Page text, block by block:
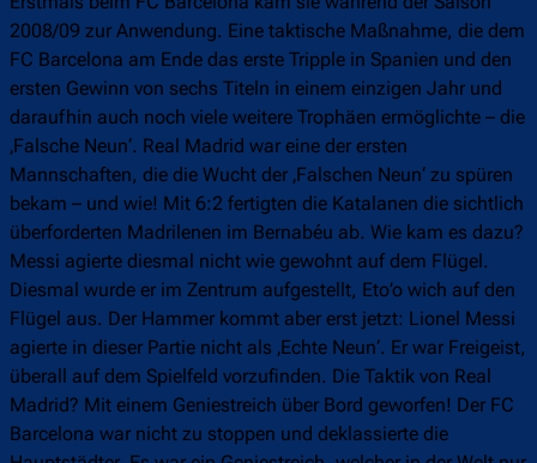
2008/09 zur Anwendung. Eine taktische Maßnahme, die dem
FC Barcelona am Ende das erste Tripple in Spanien und den
ersten Gewinn von sechs Titeln in einem einzigen Jahr und
daraufhin auch noch viele weitere Trophäen ermöglichte – die
‚Falsche Neun‘. Real Madrid war eine der ersten
Mannschaften, die die Wucht der ‚Falschen Neun‘ zu spüren
bekam – und wie! Mit 6:2 fertigten die Katalanen die sichtlich
überforderten Madrilenen im Bernabéu ab. Wie kam es dazu?
Messi agierte diesmal nicht wie gewohnt auf dem Flügel.
Diesmal wurde er im Zentrum aufgestellt, Eto’o wich auf den
Flügel aus. Der Hammer kommt aber erst jetzt: Lionel Messi
agierte in dieser Partie nicht als ‚Echte Neun‘. Er war Freigeist,
überall auf dem Spielfeld vorzufinden. Die Taktik von Real
Madrid? Mit einem Geniestreich über Bord geworfen! Der FC
Barcelona war nicht zu stoppen und deklassierte die